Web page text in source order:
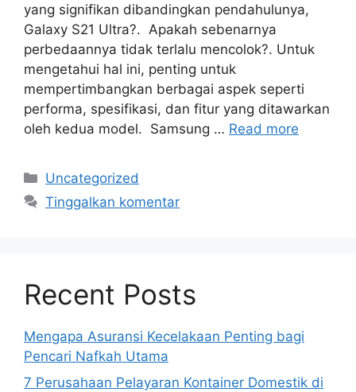
yang signifikan dibandingkan pendahulunya,
Galaxy S21 Ultra?. Apakah sebenarnya
perbedaannya tidak terlalu mencolok?. Untuk
mengetahui hal ini, penting untuk
mempertimbangkan berbagai aspek seperti
performa, spesifikasi, dan fitur yang ditawarkan
oleh kedua model. Samsung … Read more
Kategori
Uncategorized
Tinggalkan komentar
Recent Posts
Mengapa Asuransi Kecelakaan Penting bagi
Pencari Nafkah Utama
7 Perusahaan Pelayaran Kontainer Domestik di